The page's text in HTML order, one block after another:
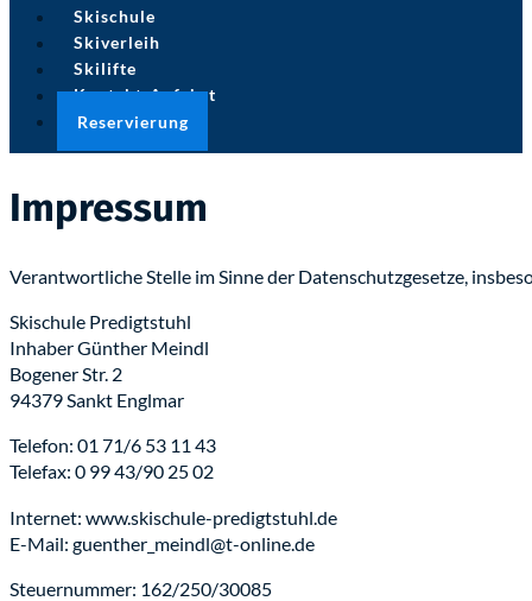
Skischule
Skiverleih
Skilifte
Kontakt-Anfahrt
Reservierung
Impressum
Verantwortliche Stelle im Sinne der Datenschutzgesetze,
Skischule Predigtstuhl
Inhaber Günther Meindl
Bogener Str. 2
94379 Sankt Englmar
Telefon: 01 71/6 53 11 43
Telefax: 0 99 43/90 25 02
Internet: www.skischule-predigtstuhl.de
E-Mail: guenther_meindl@t-online.de
Steuernummer: 162/250/30085